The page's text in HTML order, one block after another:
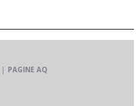
PAGINE AQ